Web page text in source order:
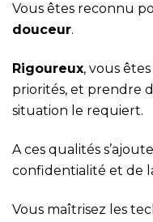
Vous êtes reconnu
douceur.
Rigoureux, vous
priorités, et prendre
situation le requiert.
A ces qualités
confidentialité et de
Vous maîtrisez les